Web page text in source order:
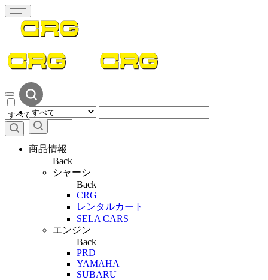
商品情報
Back
シャーシ
Back
CRG
レンタルカート
SELA CARS
エンジン
Back
PRD
YAMAHA
SUBARU